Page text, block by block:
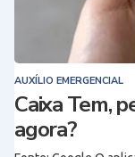
AUXÍLIO EMERGENCIAL
Caixa Tem,
agora?